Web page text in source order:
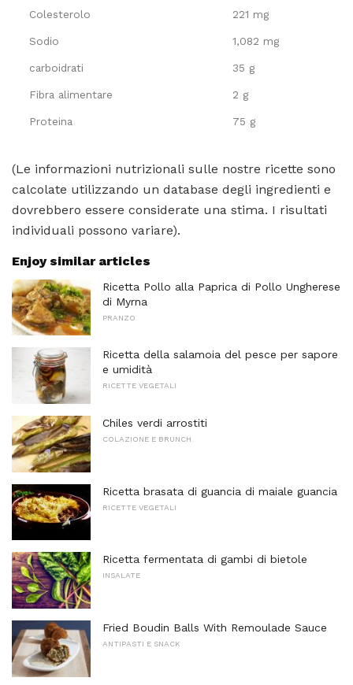
Colesterolo 221 mg
Sodio 1,082 mg
carboidrati 35 g
Fibra alimentare 2 g
Proteina 75 g
(Le informazioni nutrizionali sulle nostre ricette sono
calcolate utilizzando un database degli ingredienti e
dovrebbero essere considerate una stima. I risultati
individuali possono variare).
Enjoy similar articles
Ricetta Pollo alla Paprica di Pollo Ungherese
di Myrna
PRANZO
Ricetta della salamoia del pesce per sapore
e umidità
RICETTE VEGETALI
Chiles verdi arrostiti
COLAZIONE E BRUNCH
Ricetta brasata di guancia di maiale guancia
RICETTE VEGETALI
Ricetta fermentata di gambi di bietole
INSALATE
Fried Boudin Balls With Remoulade Sauce
ANTIPASTI E SNACK